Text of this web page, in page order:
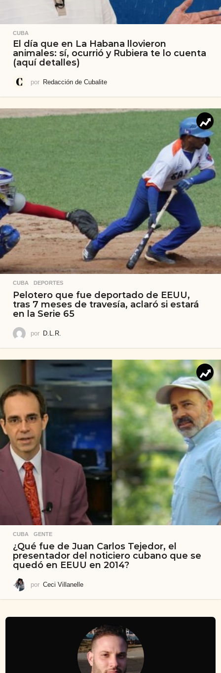
CUBA
El día que en La Habana llovieron
animales: sí, ocurrió y Rubiera te lo cuenta
(aquí detalles)
por Redacción de Cubalite
CUBA ,DEPORTES
Pelotero que fue deportado de EEUU,
tras 7 meses de travesía, aclaró si estará
en la Serie 65
por D.L.R.
CUBA ,GENTE
¿Qué fue de Juan Carlos Tejedor, el
presentador del noticiero cubano que se
quedó en EEUU en 2014?
por Ceci Villanelle